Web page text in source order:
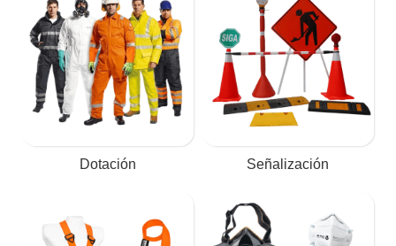
Dotación Señalización